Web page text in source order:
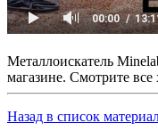
Металлоискатель
магазине. Смотрите все
Назад в список